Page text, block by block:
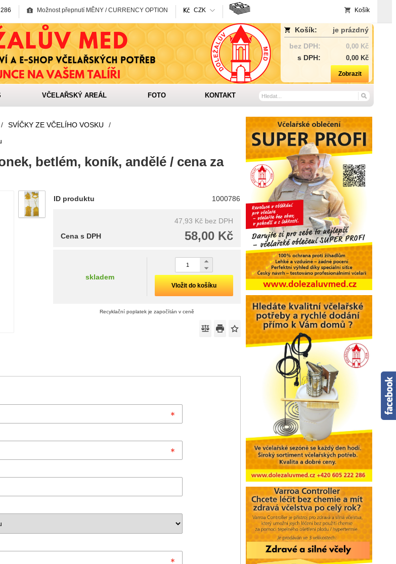
Možnost přepnutí MĚNY / CURRENCY OPTION CZK Košík
Košík:
je prázdný
bez DPH:
0,00 Kč
s DPH: 0,00 Kč
Zobrazit
VČELAŘSKÝ AREÁL FOTO KONTAKT
/ SVÍČKY ZE VČELÍHO VOSKU
/
betlém, koník, andělé / cena za
ID produktu 1000786
47,93 Kč bez DPH
58,00 Kč
Cena s DPH
skladem
Vložit do košíku
Recyklační poplatek je započítán v ceně